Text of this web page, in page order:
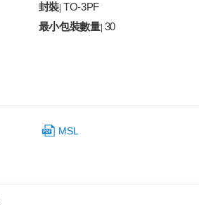
封裝 TO-3PF
最小包裝數量| 30
MSL